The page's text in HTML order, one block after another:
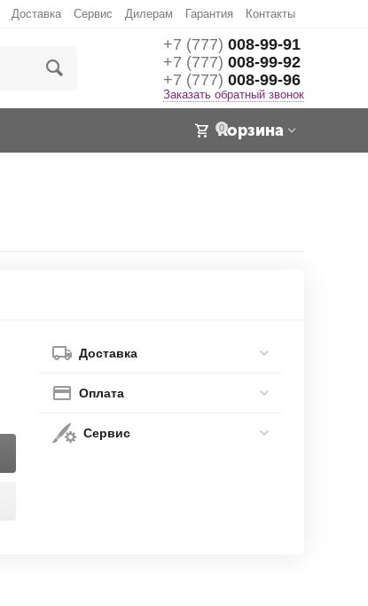
Доставка Сервис Дилерам Гарантия Контакты
+7 (777) 008-99-91
+7 (777) 008-99-92
+7 (777) 008-99-96
Заказать обратный звонок
0
Корзина
Доставка
Оплата
Сервис